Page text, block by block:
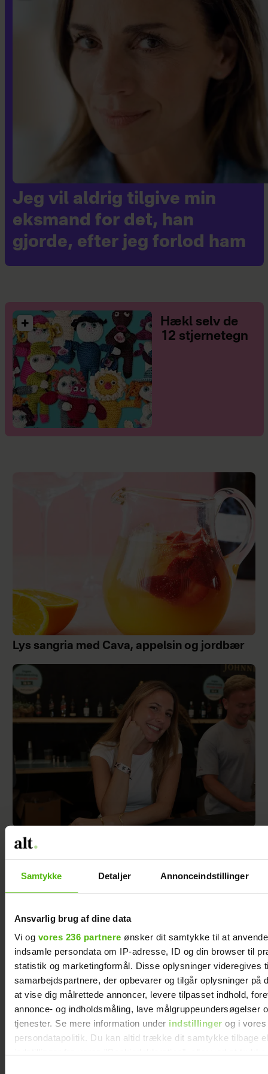
Samtykke Detaljer Annonceindstillinger
Ansvarlig brug af dine data
Vi og vores 236 partnere ønsker dit samtykke til at
indsamle persondata om IP-adresse, ID og din browser til
statistik og marketingformål. Disse oplysninger videregives
samarbejdspartnere, der opbevarer og tilgår oplysninger på
at vise dig målrettede annoncer, levere tilpasset indhold,
annonce- og indholdsmåling, lave målgruppeundersøgelser
tjenester. Se mere information under indstillinger og i vores
persondatapolitik. Du kan altid trække dit samtykke tilbage
Jeg vil aldrig tilgive min
eksmand for det, han
gjorde, efter jeg forlod ham
Hækl selv de
12 stjernetegn
Lys sangria med Cava, appelsin og jordbær
Er Mie færdig med tv? Nu svarer hun
Jesper Buch afslører ukendt fortid: "På et
tidspunkt var der en skillevej"